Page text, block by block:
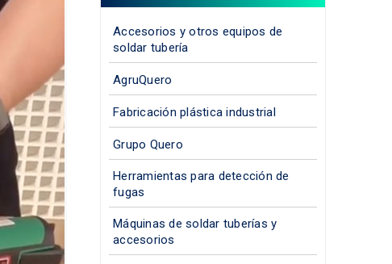
Accesorios y otros equipos de
soldar tubería
AgruQuero
Fabricación plástica industrial
Grupo Quero
Herramientas para detección de
fugas
Máquinas de soldar tuberías y
accesorios